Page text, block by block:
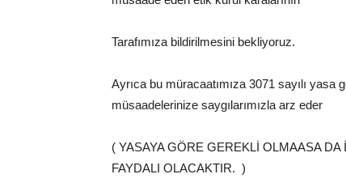
Tarafımıza bildirilmesini bekliyoruz.
Ayrıca bu müracaatımıza 3071 sayılı
müsaadelerinize saygılarımızla arz eder
( YASAYA GÖRE GEREKLİ OLMAASA
FAYDALI OLACAKTIR. )